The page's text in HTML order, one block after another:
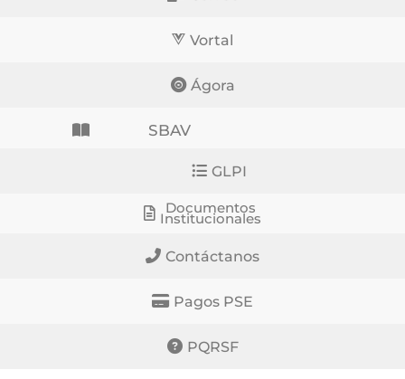
Vortal
Ágora
SBAV
GLPI
Documentos
Institucionales
Contáctanos
Pagos PSE
PQRSF